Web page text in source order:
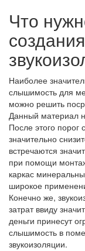
Что
Наиболее
слышимость для
можно решить
Данный материал
После этого
значительно
встречаются
при помощи
каркас
широкое
Конечно же,
затрат ввиду
деньги принесут
слышимость в
звукоизоляции.